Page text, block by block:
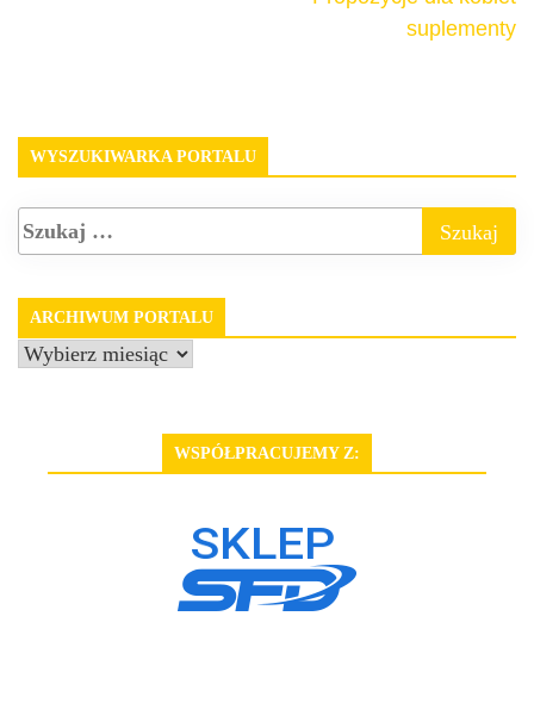
suplementy
WYSZUKIWARKA PORTALU
ARCHIWUM PORTALU
Archiwum
WSPÓŁPRACUJEMY Z: